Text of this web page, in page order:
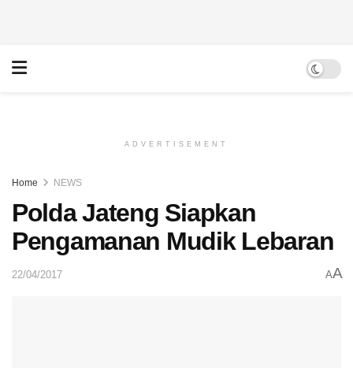
ADVERTISEMENT
Home NEWS
Polda Jateng Siapkan
Pengamanan Mudik Lebaran
22/04/2017 AA